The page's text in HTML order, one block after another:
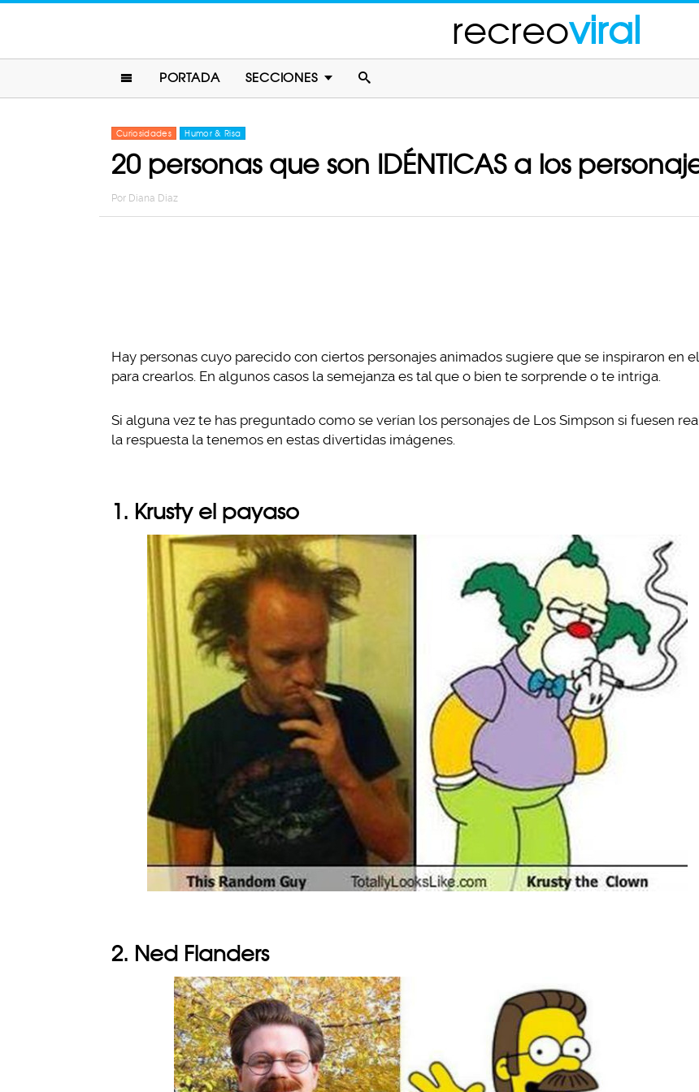
recreoviral
PORTADA SECCIONES
Curiosidades Humor & Risa
20 personas que son IDÉNTICAS a los
Por Diana Diaz
Hay personas cuyo parecido con ciertos personajes animados sugiere que se inspiraron en
para crearlos. En algunos casos la semejanza es tal que o bien te sorprende o te intriga.
Si alguna vez te has preguntado como se verían los personajes de Los Simpson si fuesen
la respuesta la tenemos en estas divertidas imágenes.
1. Krusty el payaso
2. Ned Flanders